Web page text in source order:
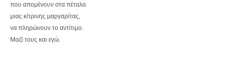
που απομένουν στα πέταλα
μιας κίτρινης μαργαρίτας,
να πληρώνουν το αντίτιμο.
Μαζί τους και εγώ.